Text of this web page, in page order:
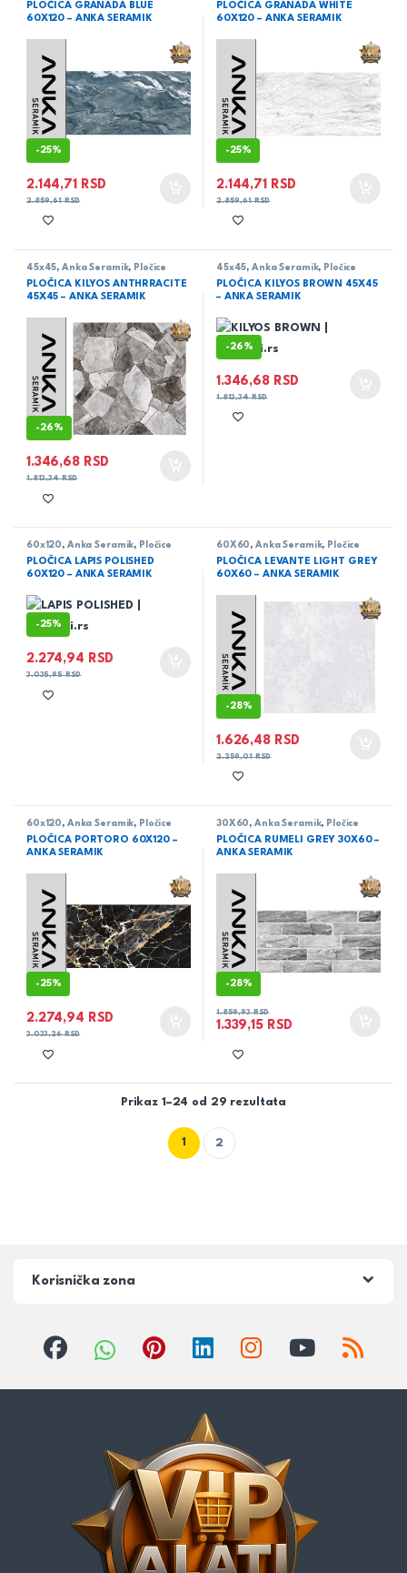
PLOČICA GRANADA BLUE
60X120 – ANKA SERAMIK
-25%
2.144,71 RSD
2.859,61RSD
PLOČICA GRANADA WHITE
60X120 – ANKA SERAMIK
-25%
2.144,71 RSD
2.859,61RSD
45x45,Anka Seramik, Pločice
PLOČICA KILYOS ANTHRRACITE
45X45 – ANKA SERAMIK
-26%
1.346,68 RSD
1.813,34RSD
45x45,Anka Seramik, Pločice
PLOČICA KILYOS BROWN 45X45
– ANKA SERAMIK
-26%
1.346,68 RSD
1.813,34RSD
60x120 , Anka Seramik, Pločice
PLOČICA LAPIS POLISHED
60X120 – ANKA SERAMIK
-25%
2.274,94 RSD
3.035,95RSD
60X60 ,Anka Seramik, Pločice
PLOČICA LEVANTE LIGHT GREY
60X60 – ANKA SERAMIK
-28%
1.626,48 RSD
2.259,01RSD
60x120 , Anka Seramik, Pločice
PLOČICA PORTORO 60X120 –
ANKA SERAMIK
-25%
2.274,94 RSD
3.033,26RSD
30X60 ,Anka Seramik, Pločice
PLOČICA RUMELI GREY 30X60 –
ANKA SERAMIK
-28%
1.339,15 RSD
1.859,93RSD
Prikaz 1–24 od 29 rezultata
1 2
Korisnička zona